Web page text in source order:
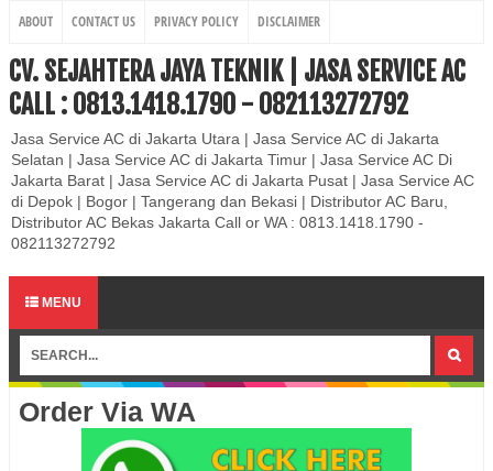
ABOUT CONTACT US PRIVACY POLICY DISCLAIMER
CV. SEJAHTERA JAYA TEKNIK | JASA SERVICE AC
CALL : 0813.1418.1790 - 082113272792
Jasa Service AC di Jakarta Utara | Jasa Service AC di Jakarta
Selatan | Jasa Service AC di Jakarta Timur | Jasa Service AC Di
Jakarta Barat | Jasa Service AC di Jakarta Pusat | Jasa Service AC
di Depok | Bogor | Tangerang dan Bekasi | Distributor AC Baru,
Distributor AC Bekas Jakarta Call or WA : 0813.1418.1790 -
082113272792
MENU
Order Via WA